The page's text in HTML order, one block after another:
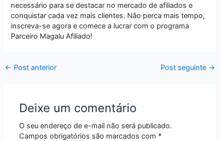
necessário para se destacar no mercado de afiliados e
conquistar cada vez mais clientes. Não perca mais tempo,
inscreva-se agora e comece a lucrar com o programa
Parceiro Magalu Afiliado!
← Post anterior Post seguinte →
Deixe um comentário
O seu endereço de e-mail não será publicado.
Campos obrigatórios são marcados com *